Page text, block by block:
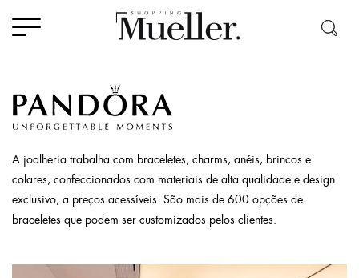
A joalheria trabalha com braceletes, charms, anéis, brincos e
colares, confeccionados com materiais de alta qualidade e design
exclusivo, a preços acessíveis. São mais de 600 opções de
braceletes que podem ser customizados pelos clientes.